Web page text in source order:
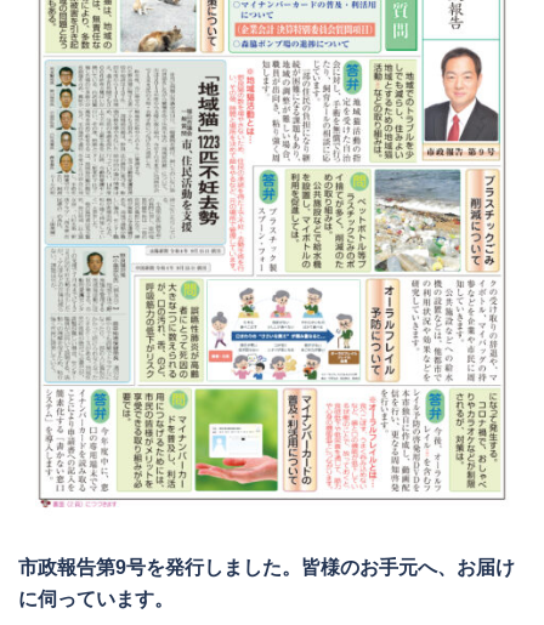
市政報告第9号を発行しました。皆様のお手元へ、お届け
に伺っています。